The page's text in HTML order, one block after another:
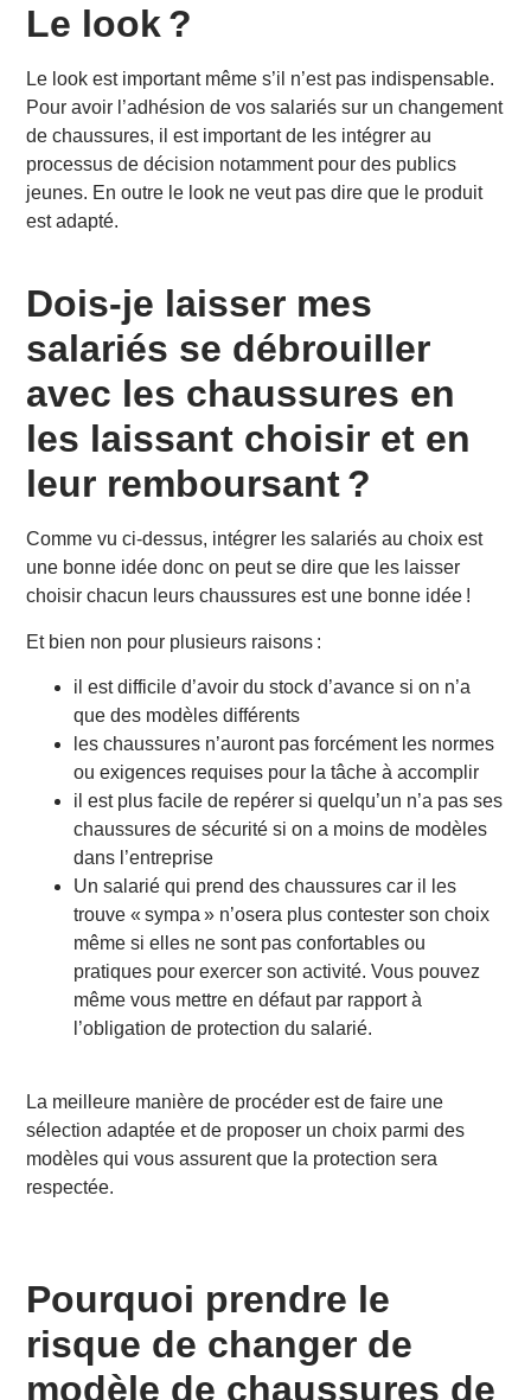
Le look ?
Le look est important même s’il n’est pas indispensable.
Pour avoir l’adhésion de vos salariés sur un changement
de chaussures, il est important de les intégrer au
processus de décision notamment pour des publics
jeunes. En outre le look ne veut pas dire que le produit
est adapté.
Dois-je laisser mes
salariés se débrouiller
avec les chaussures en
les laissant choisir et en
leur remboursant ?
Comme vu ci-dessus, intégrer les salariés au choix est
une bonne idée donc on peut se dire que les laisser
choisir chacun leurs chaussures est une bonne idée !
Et bien non pour plusieurs raisons :
il est difficile d’avoir du stock d’avance si on n’a
que des modèles différents
les chaussures n’auront pas forcément les normes
ou exigences requises pour la tâche à accomplir
il est plus facile de repérer si quelqu’un n’a pas ses
chaussures de sécurité si on a moins de modèles
dans l’entreprise
Un salarié qui prend des chaussures car il les
trouve « sympa » n’osera plus contester son choix
même si elles ne sont pas confortables ou
pratiques pour exercer son activité. Vous pouvez
même vous mettre en défaut par rapport à
l’obligation de protection du salarié.
La meilleure manière de procéder est de faire une
sélection adaptée et de proposer un choix parmi des
modèles qui vous assurent que la protection sera
respectée.
Pourquoi prendre le
risque de changer de
modèle de chaussures de